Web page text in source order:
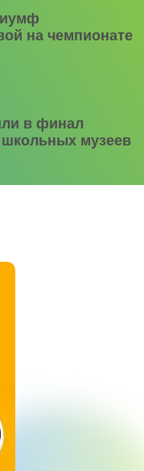
на чемпионате
в финал
школьных музеев